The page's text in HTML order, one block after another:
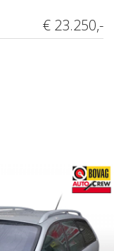
€ 23.250,-